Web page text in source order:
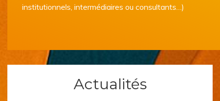
institutionnels, intermédiaires ou consultants…)
Actualités